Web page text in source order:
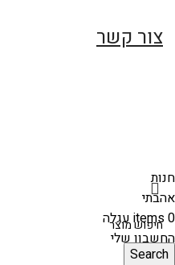
צור קשר
Search
חנות
אהבתי
0
itemsעגלה
החשבון שלי